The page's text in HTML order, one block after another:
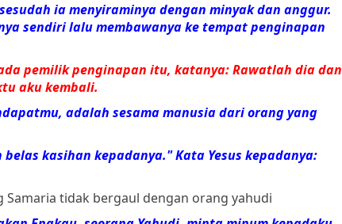
ia menyiraminya dengan minyak dan anggur.
sendiri lalu membawanya ke tempat penginapan
pemilik penginapan itu, katanya: Rawatlah dia dan
aku kembali.
adalah sesama manusia dari orang yang
kasihan kepadanya." Kata Yesus kepadanya:
Samaria tidak bergaul dengan orang yahudi